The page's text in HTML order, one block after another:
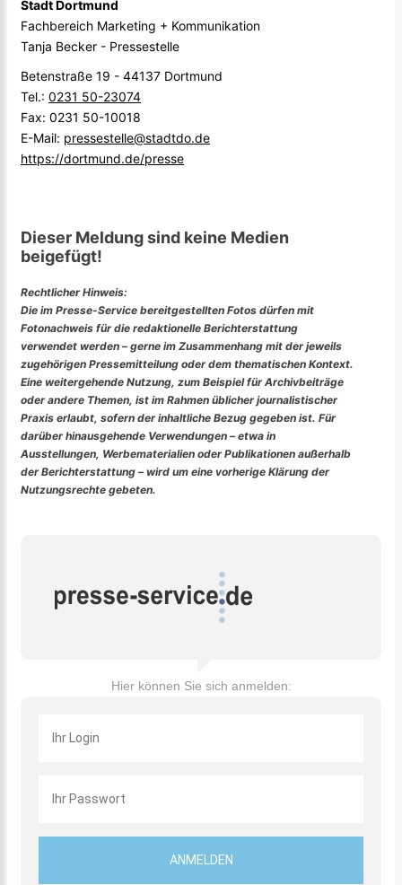
Stadt Dortmund
Fachbereich Marketing + Kommunikation
Tanja Becker - Pressestelle
Betenstraße 19 - 44137 Dortmund
Tel.: 0231 50-23074
Fax: 0231 50-10018
E-Mail: pressestelle@stadtdo.de
https://dortmund.de/presse
Dieser Meldung sind keine Medien
beigefügt!
Rechtlicher Hinweis:
Die im Presse-Service bereitgestellten Fotos dürfen mit
Fotonachweis für die redaktionelle Berichterstattung
verwendet werden – gerne im Zusammenhang mit der jeweils
zugehörigen Pressemitteilung oder dem thematischen Kontext.
Eine weitergehende Nutzung, zum Beispiel für Archivbeiträge
oder andere Themen, ist im Rahmen üblicher journalistischer
Praxis erlaubt, sofern der inhaltliche Bezug gegeben ist. Für
darüber hinausgehende Verwendungen – etwa in
Ausstellungen, Werbematerialien oder Publikationen außerhalb
der Berichterstattung – wird um eine vorherige Klärung der
Nutzungsrechte gebeten.
Hier können Sie sich anmelden: